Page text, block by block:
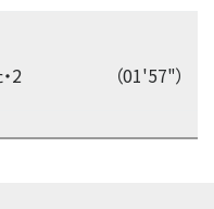
（01'57"）
2